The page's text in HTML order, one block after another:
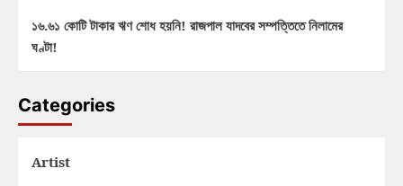
১৬.৬১ কোটি টাকার ঋণ শোধ হয়নি! রাজপাল যাদবের সম্পত্তিতে নিলামের
ঘণ্টা!
Categories
Artist